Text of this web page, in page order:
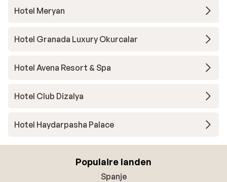
Hotel Meryan
Hotel Granada Luxury Okurcalar
Hotel Avena Resort & Spa
Hotel Club Dizalya
Hotel Haydarpasha Palace
Populaire landen
Spanje